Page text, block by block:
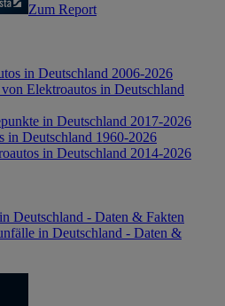
Zum Report
in Deutschland 2006-2026
Elektroautos in Deutschland
in Deutschland 2017-2026
in Deutschland 1960-2026
in Deutschland 2014-2026
Deutschland - Daten & Fakten
in Deutschland - Daten &